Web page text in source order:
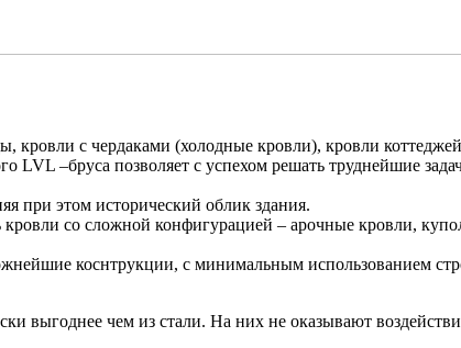
с чердаками (холодные кровли), кровли
LVL –бруса позволяет с успехом решать труднейшие
при этом исторический облик здания.
со сложной конфигурацией – арочные кровли,
коснтрукции, с минимальным использованием
выгоднее чем из стали. На них не оказывают